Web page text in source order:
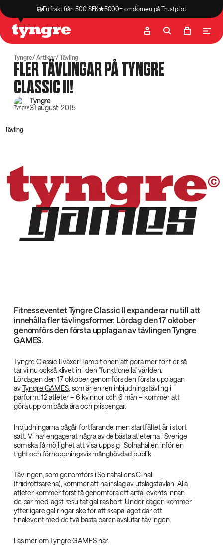
Fri frakt från 500 SEK 5000+ omdömen på Trustpilot
Butik Recept
Tyngre Artiklar Tävling
FLER TÄVLINGAR PÅ TYNGRE
CLASSIC II!
Tyngre
31 augusti 2015
Tävling
Fitnesseventet Tyngre Classic II expanderar nu till att
innehålla fler tävlingsformer. Lördag den 17 oktober
genomförs den första upplagan av tävlingen Tyngre
GAMES.
Tyngre Classic II växer! I ambitionen att göra mer för fler så
tar vi nu också klivet in i den "funktionella" världen.
Lördagen den 17 oktober genomförs den första upplagan
avTyngre GAMES, som är en ren inbjudningstävling i
parform. 12 atleter – 6 kvinnor och 6 män – kommer att
göra upp om båda ära och prispengar.
Inbjudningarna pågår fortfarande, men startfältet är i stort
satt. Vi har engagerat några av de bästa atleterna i Sverige
som ska få möjlighet att visa upp sig i Solnahallen inför en
tight och förhoppningsvis månghövdad publik.
Tävlingen, som genomförs i Solnahallens C-hall
(friidrottsarena), kommer att ha inslag av utslagstävlan. Alla
atleter kommer först få genomföra ett antal events innan
de par med lägst resultat gallras bort. Under dagen kommer
ytterligare gallringar ske för att skapa läget där ett
finalevent med de två bästa paren avslutar tävlingen.
Läs mer omTyngre GAMES här